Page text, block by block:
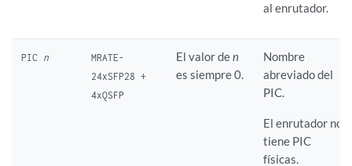
al enrutador.
PIC n
MRATE-
24xSFP28 +
4xQSFP
El valor den
es siempre 0.
Nombre
abreviado del
PIC.
El enrutador no
tiene PIC
físicas.